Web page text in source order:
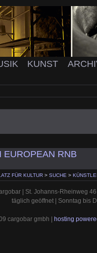
KUNST
EUROPEAN RNB
FÜR KULTUR > SUCHE >
| St. Johanns-Rheinweg
täglich geöffnet | Sonntag bis
cargobar gmbh | hosting